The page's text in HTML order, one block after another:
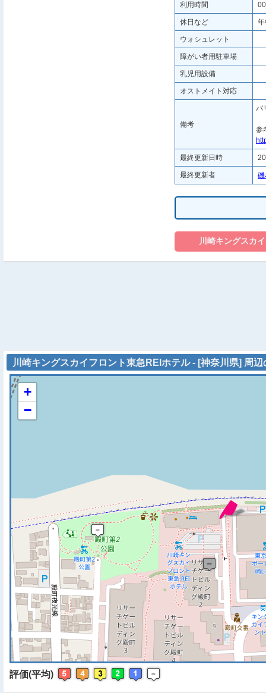
利用時間
休日など
ウォシュレット
障がい者用駐車場
乳児用設備
オストメイト対応
備考
バ
参
最終更新日時
最終更新者
川崎キングスカイフロント東急REIホテル - [神奈川県] 周
※ マップを検索、表示中
+
−
評価(平均)